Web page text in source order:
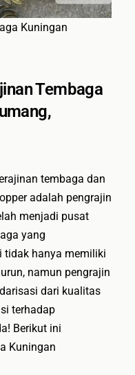
Kuningan
Tembaga
tembaga dan
adalah pengrajin
menjadi pusat
yang
tidak hanya memiliki
namun pengrajin
dari kualitas
terhadap
Berikut ini
Kuningan